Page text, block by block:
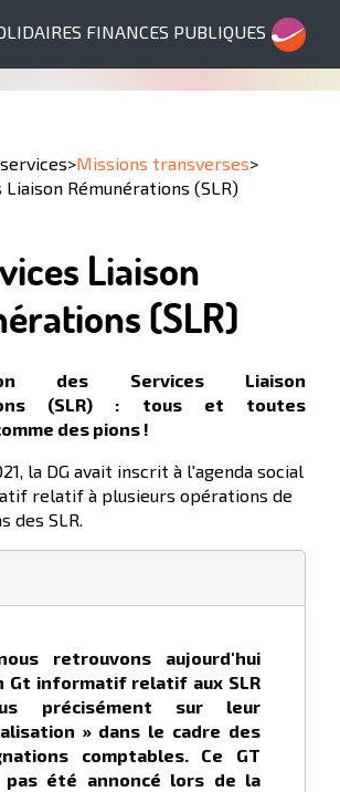
FINANCES PUBLIQUES
>Missions transverses>
Liaison Rémunérations (SLR)
Liaison
(SLR)
des Services Liaison
(SLR) : tous et toutes
des pions !
la DG avait inscrit à l'agenda social
relatif à plusieurs opérations de
des SLR.
retrouvons aujourd'hui
Gt informatif relatif aux SLR
précisément sur leur
» dans le cadre des
comptables. Ce GT
pas été annoncé lors de la